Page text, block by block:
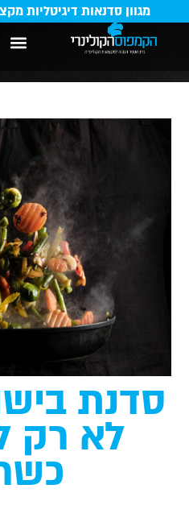
מגוון סדנאות דיגיטליות
סדנת
לא רק